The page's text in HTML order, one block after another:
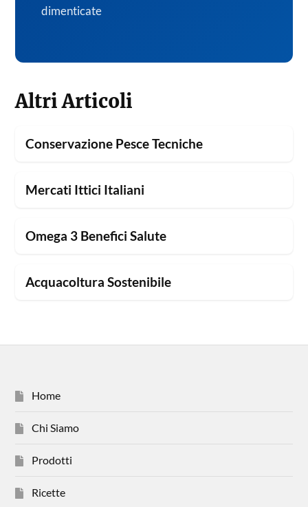
dimenticate
Altri Articoli
Conservazione Pesce Tecniche
Mercati Ittici Italiani
Omega 3 Benefici Salute
Acquacoltura Sostenibile
Home
Chi Siamo
Prodotti
Ricette